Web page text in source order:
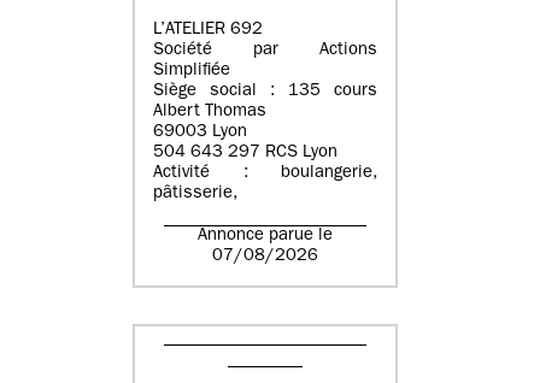
L’ATELIER 692
Société par Actions
Simplifiée
Siège social : 135 cours
Albert Thomas
69003 Lyon
504 643 297 RCS Lyon
Activité : boulangerie,
pâtisserie,
Annonce parue le
07/08/2026